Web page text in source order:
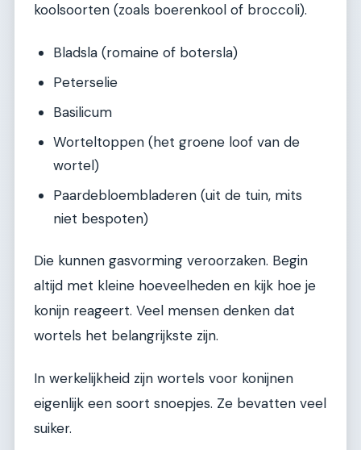
koolsoorten (zoals boerenkool of broccoli).
Bladsla (romaine of botersla)
Peterselie
Basilicum
Worteltoppen (het groene loof van de
wortel)
Paardebloembladeren (uit de tuin, mits
niet bespoten)
Die kunnen gasvorming veroorzaken. Begin
altijd met kleine hoeveelheden en kijk hoe je
konijn reageert. Veel mensen denken dat
wortels het belangrijkste zijn.
In werkelijkheid zijn wortels voor konijnen
eigenlijk een soort snoepjes. Ze bevatten veel
suiker.